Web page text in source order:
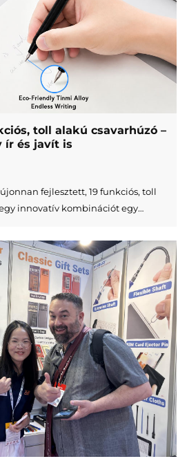
toll alakú csavarhúzó –
ír és javít is
fejlesztett, 19 funkciós, toll
innovatív kombinációt egy
alakú szerkezetben terveztük, ez
tartalmazza...